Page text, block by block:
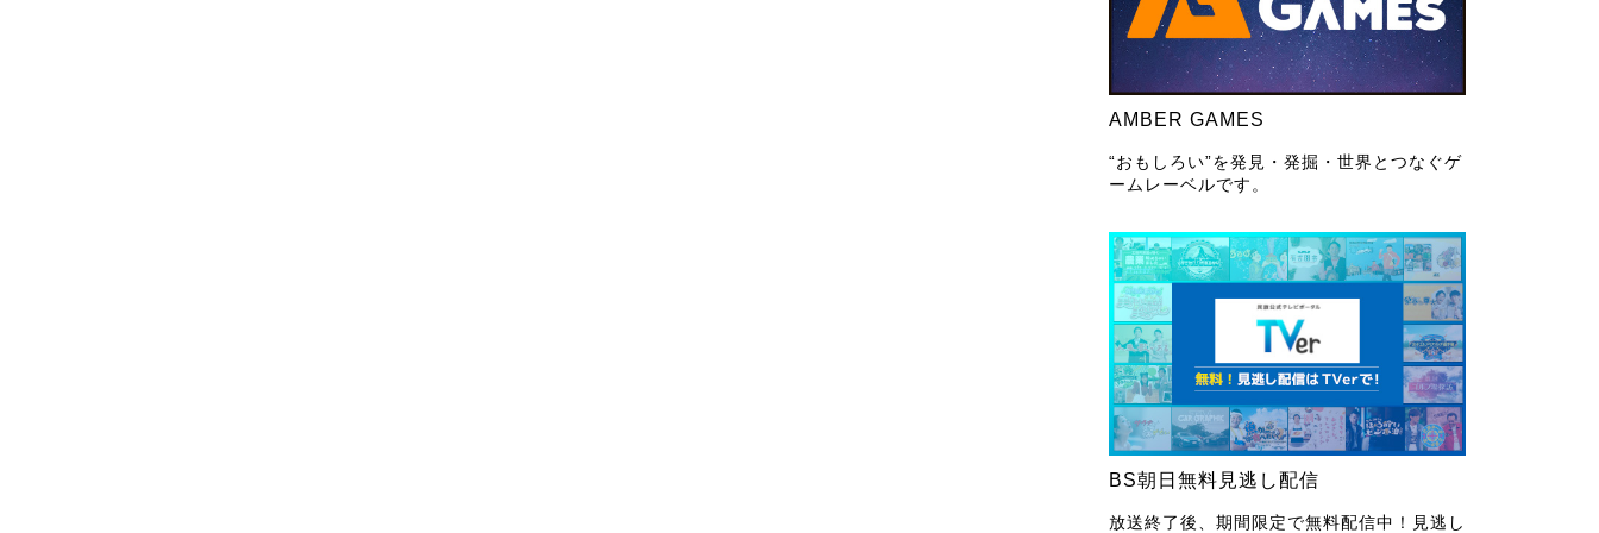
AMBER GAMES
“おもしろい”を発見・発掘・世界とつなぐゲ
ームレーベルです。
BS朝日無料見逃し配信
放送終了後、期間限定で無料配信中！見逃し